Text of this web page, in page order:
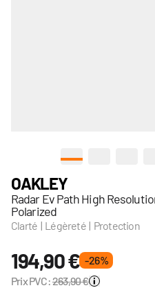
OAKLEY
Radar Ev Path High
Polarized
Clarté | Légèreté | Protection
194,90 € - 26 %
Prix PVC:263,90 €